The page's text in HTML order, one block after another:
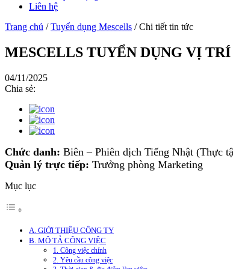
Liên hệ
Trang chủ /Tuyển dụng Mescells /Chi tiết tin tức
MESCELLS TUYỂN DỤNG VỊ
04/11/2025
Chia sẻ:
Chức danh: Biên – Phiên dịch Tiếng Nhật (Thực
Quản lý trực tiếp: Trưởng phòng Marketing
Mục lục
A. GIỚI THIỆU CÔNG TY
B. MÔ TẢ CÔNG VIỆC
1. Công việc chính
2. Yêu cầu công việc